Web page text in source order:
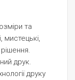
та
мистецькі,
друк.
друку